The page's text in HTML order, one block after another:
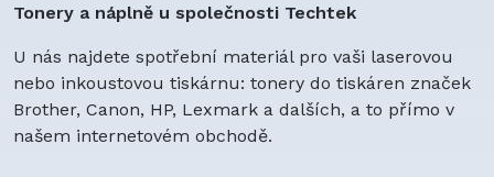
Baterie pro digitální váhy
Baterie pro námořní vybavení
Baterie pro satelitní internet
Baterie pro sportovní vybavení
Baterie pro vybavení aut
Tonery a náplně u společnosti Techtek
U nás najdete spotřební materiál pro vaši laserovou
nebo inkoustovou tiskárnu: tonery do tiskáren značek
Brother, Canon, HP, Lexmark a dalších, a to přímo v
našem internetovém obchodě.